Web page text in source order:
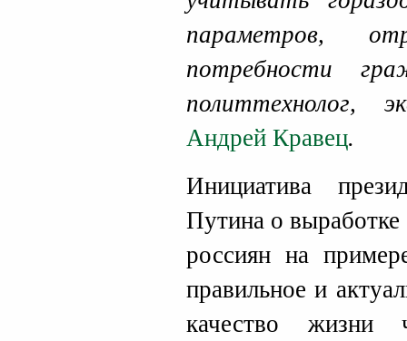
параметров,
потребности
политтехнолог,
Андрей Кравец.
Инициатива
Путина о выработке
россиян на
правильное и
качество жизни